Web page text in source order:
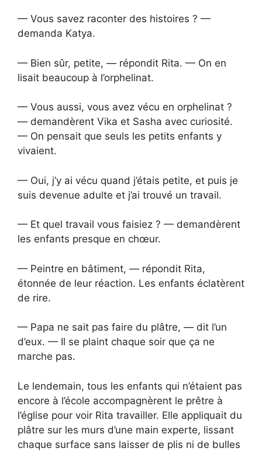
— Vous savez raconter des histoires ? —
demanda Katya.
— Bien sûr, petite, — répondit Rita. — On en
lisait beaucoup à l’orphelinat.
— Vous aussi, vous avez vécu en orphelinat ?
— demandèrent Vika et Sasha avec curiosité.
— On pensait que seuls les petits enfants y
vivaient.
— Oui, j’y ai vécu quand j’étais petite, et puis je
suis devenue adulte et j’ai trouvé un travail.
— Et quel travail vous faisiez ? — demandèrent
les enfants presque en chœur.
— Peintre en bâtiment, — répondit Rita,
étonnée de leur réaction. Les enfants éclatèrent
de rire.
— Papa ne sait pas faire du plâtre, — dit l’un
d’eux. — Il se plaint chaque soir que ça ne
marche pas.
Le lendemain, tous les enfants qui n’étaient pas
encore à l’école accompagnèrent le prêtre à
l’église pour voir Rita travailler. Elle appliquait du
plâtre sur les murs d’une main experte, lissant
chaque surface sans laisser de plis ni de bulles